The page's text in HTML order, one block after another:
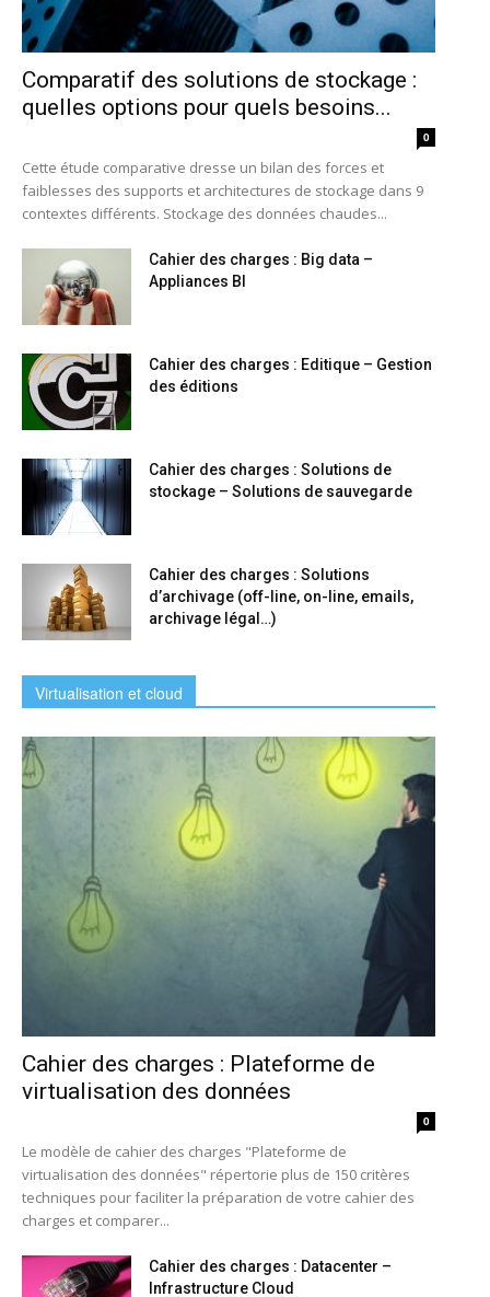
Comparatif des solutions de stockage :
quelles options pour quels besoins...
0
Cette étude comparative dresse un bilan des forces et
faiblesses des supports et architectures de stockage dans 9
contextes différents. Stockage des données chaudes...
Cahier des charges : Big data –
Appliances BI
Cahier des charges : Editique – Gestion
des éditions
Cahier des charges : Solutions de
stockage – Solutions de sauvegarde
Cahier des charges : Solutions
d’archivage (off-line, on-line, emails,
archivage légal…)
Virtualisation et cloud
Cahier des charges : Plateforme de
virtualisation des données
0
Le modèle de cahier des charges "Plateforme de
virtualisation des données" répertorie plus de 150 critères
techniques pour faciliter la préparation de votre cahier des
charges et comparer...
Cahier des charges : Datacenter –
Infrastructure Cloud